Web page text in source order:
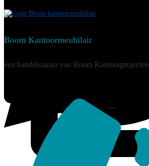
Boom Kantoormeubilair
een handelsnaam van Boom Kantoorprojecten